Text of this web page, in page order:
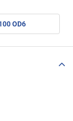
OD6